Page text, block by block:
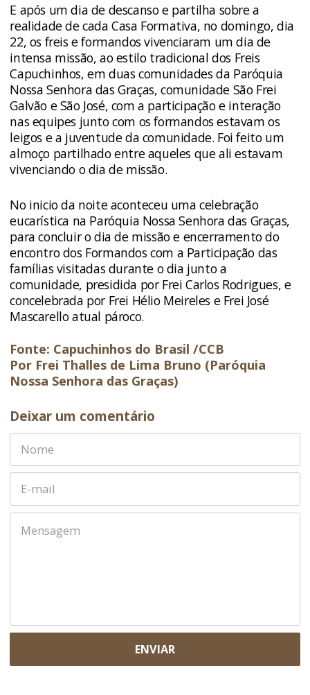
E após um dia de descanso e partilha sobre a
realidade de cada Casa Formativa, no domingo, dia
22, os freis e formandos vivenciaram um dia de
intensa missão, ao estilo tradicional dos Freis
Capuchinhos, em duas comunidades da Paróquia
Nossa Senhora das Graças, comunidade São Frei
Galvão e São José, com a participação e interação
nas equipes junto com os formandos estavam os
leigos e a juventude da comunidade. Foi feito um
almoço partilhado entre aqueles que ali estavam
vivenciando o dia de missão.
No inicio da noite aconteceu uma celebração
eucarística na Paróquia Nossa Senhora das Graças,
para concluir o dia de missão e encerramento do
encontro dos Formandos com a Participação das
famílias visitadas durante o dia junto a
comunidade, presidida por Frei Carlos Rodrigues, e
concelebrada por Frei Hélio Meireles e Frei José
Mascarello atual pároco.
Fonte: Capuchinhos do Brasil /CCB
Por Frei Thalles de Lima Bruno (Paróquia
Nossa Senhora das Graças)
Deixar um comentário
ENVIAR